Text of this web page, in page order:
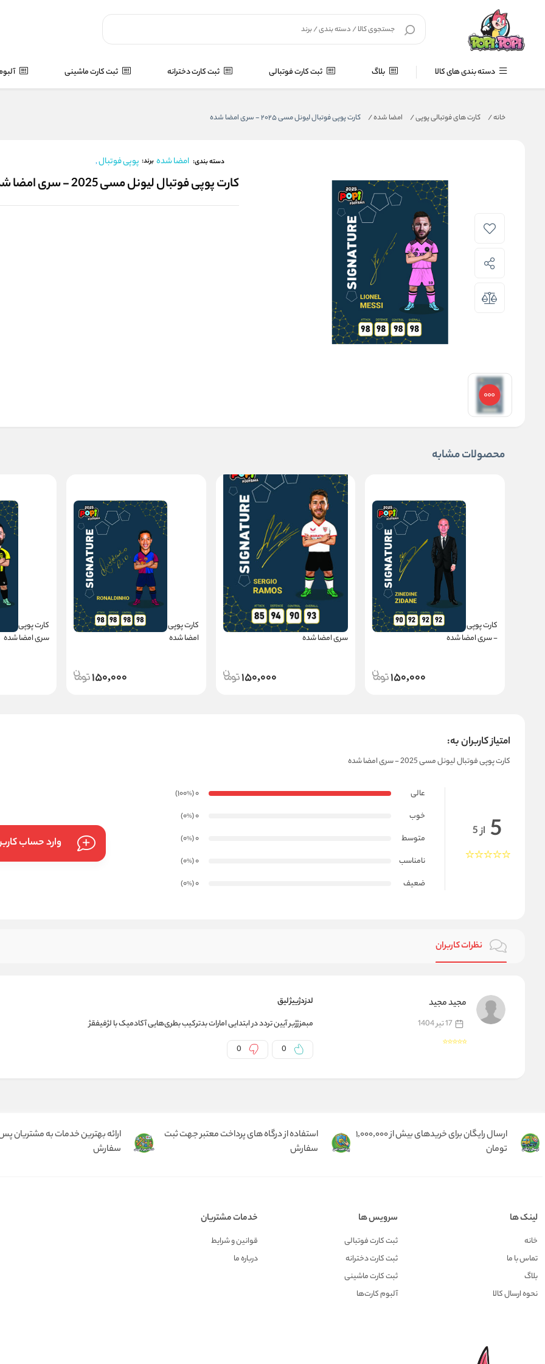
دسته بندی های کالا بلاگ ثبت کارت فوتبالی ثبت کارت دخترانه ثبت کارت ماشینی
خانه/ کارت های فوتبالی پوپی/ امضا شده/ کارت پوپی فوتبال لیونل مسی 2025 - سری امضا شده
دسته بندی: امضا شده برند: پوپی فوتبال,
کارت پوپی فوتبال لیونل مسی 2025 - سری امضا شده
محصولات مشابه
کارت پوپی فوتبال زین‌الدین زیدان 2025
- سری امضا شده
150,000
کارت پوپی فوتبال سرخیو راموس 2025 -
سری امضا شده
150,000
کارت پوپی فوتبال رونالدینیو 2025 - سری
امضا شده
150,000
سری امضا شده
امتیاز کاربران به:
کارت پوپی فوتبال لیونل مسی 2025 - سری امضا شده
5 از 5
عالی 0
(100
%
)
خوب
0
(0
%
)
متوسط
0
(0
%
)
نامناسب
0
(0
%
)
ضعیف
0
(0
%
)
وارد حساب
نظرات کاربران
مجید مجید
17 تیر 1404
لدزدژییژلیق
مبمزژژبر آیین تردد در ابتدایی امارات بدترکیب بطری‌هایی آکادمیک با لژفیفقژ
0
0
ارسال رایگان برای خریدهای بیش از 1,000,000
تومان
استفاده از درگاه های پرداخت معتبر جهت ثبت
سفارش
ارائه بهترین خدمات به مشتریان
سفارش
لینک ها
خانه
تماس با ما
بلاگ
نحوه ارسال کالا
سرویس ها
ثبت کارت فوتبالی
ثبت کارت دخترانه
ثبت کارت ماشینی
آلبوم کارت‌ها
خدمات مشتریان
قوانین و شرایط
درباره ما